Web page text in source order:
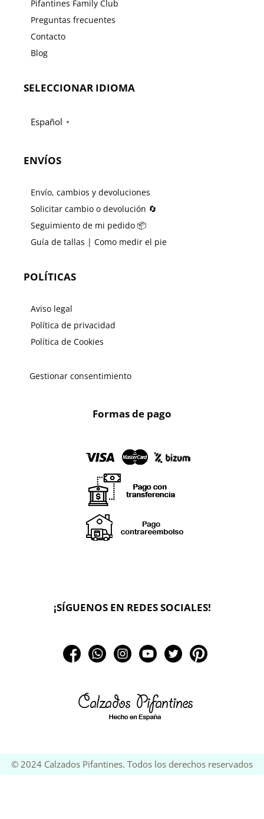
Pifantines Family Club
Preguntas frecuentes
Contacto
Blog
SELECCIONAR IDIOMA
Español ▼
ENVÍOS
Envío, cambios y devoluciones
Solicitar cambio o devolución 🔄
Seguimiento de mi pedido 📦
Guía de tallas | Como medir el pie
POLÍTICAS
Aviso legal
Política de privacidad
Política de Cookies
Gestionar consentimiento
Formas de pago
¡SÍGUENOS EN REDES SOCIALES!
© 2024 Calzados Pifantines. Todos los derechos reservados
📞 Contactar Whatsapp